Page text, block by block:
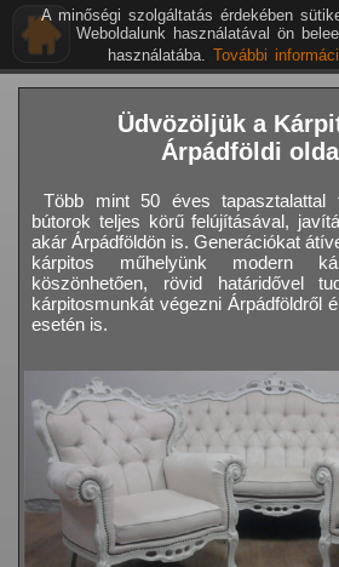
Üdvözöljük a
Árpádföldi
Több mint 50 éves tapasztalattal
bútorok teljes körű felújításával,
akár Árpádföldön is. Generációkat
kárpitos műhelyünk modern
köszönhetően, rövid határidővel
kárpitosmunkát végezni Árpádföldről
esetén is.
A minőségi szolgáltatás érdekében
Weboldalunk használatával ön
használatába. További